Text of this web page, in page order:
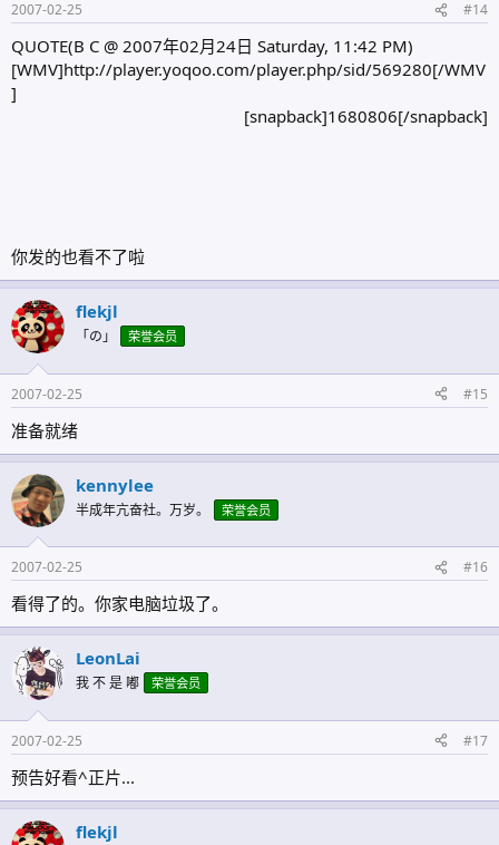
2007-02-25 #14
QUOTE(B C @ 2007年02月24日 Saturday, 11:42 PM)
[WMV]http://player.yoqoo.com/player.php/sid/569280[/WMV
]
[snapback]1680806[/snapback]​
你发的也看不了啦
flekjl
「の」 荣誉会员
2007-02-25 #15
准备就绪
kennylee
半成年亢奋社。万岁。 荣誉会员
2007-02-25 #16
看得了的。你家电脑垃圾了。
LeonLai
我 不 是 嘟 荣誉会员
2007-02-25 #17
预告好看^正片...
flekjl